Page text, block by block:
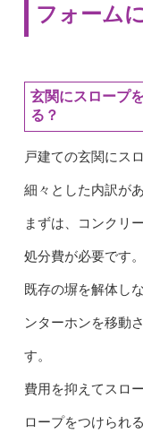
フォーム
玄関にスロープ
る？
戸建ての玄関にス
細々とした内訳が
まずは、コンクリ
処分費が必要です。
既存の塀を解体し
ンターホンを移動
す。
費用を抑えてスロ
ロープをつけられ